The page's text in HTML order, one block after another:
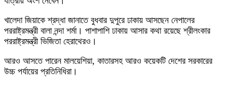
খালেদা জিয়াকে শ্রদ্ধা জানাতে বুধবার দুপুরে ঢাকায় আসছেন নেপালের
পররাষ্ট্রমন্ত্রী বালা নন্দা শর্মা। পাশাপাশি ঢাকায় আসার কথা রয়েছে শ্রীলংকার
পররাষ্ট্রমন্ত্রী ভিজিতা হেরাথেরও।
আরও আসতে পারেন মালয়েশিয়া, কাতারসহ আরও কয়েকটি দেশের সরকারের
উচ্চ পর্যায়ের প্রতিনিধিরা।